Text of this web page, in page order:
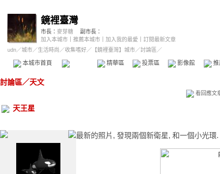
鏡裡臺灣
市長： 麥芽糖
副市長：
加入本城市
推薦本城市 加入我的最愛
訂閱最新文章
udn／城市／生活時尚 ／收集嗜好／ 【鏡裡臺灣】城市／討論區／
本城市首頁 精華區 投票區 影像館
討論區／天文
看回應文
天王星
最新的照片, 發現兩個新衛星, 和一個小光環.